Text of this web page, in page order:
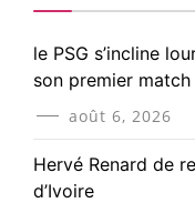
le PSG s’incline
son premier
août 6, 2026
Hervé Renard de
d’Ivoire